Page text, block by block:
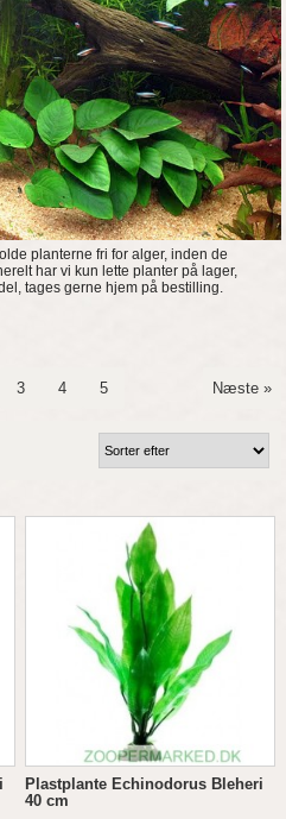
planterne fri for alger, inden de
har vi kun lette planter på lager,
tages gerne hjem på bestilling.
3 4 5 Næste »
Plastplante Echinodorus Bleheri
40 cm